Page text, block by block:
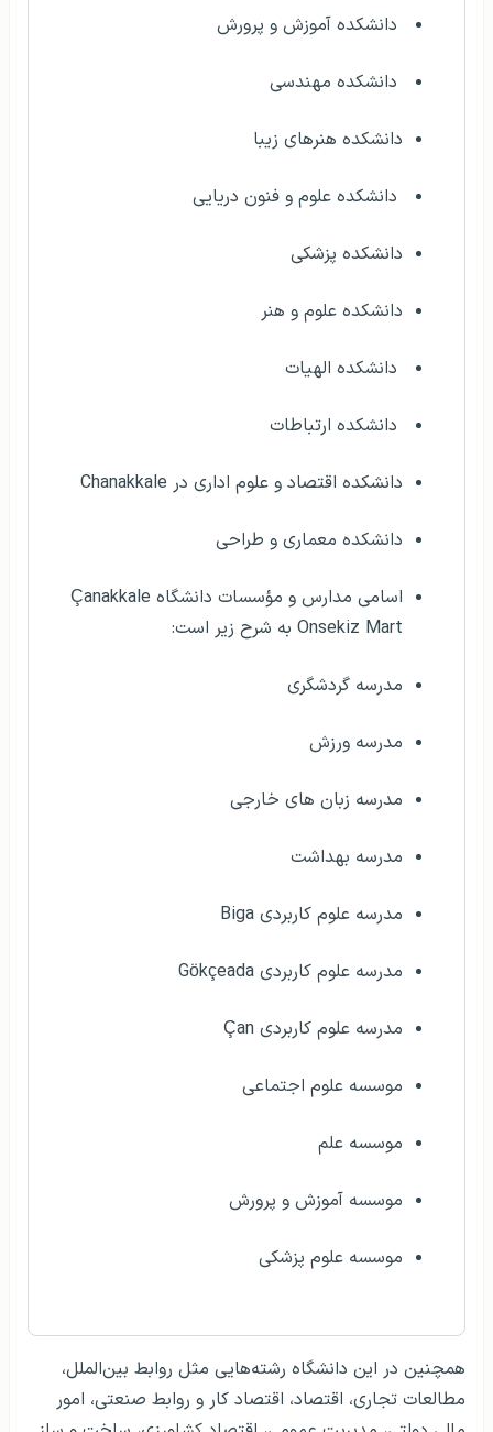
دانشکده آموزش و پرورش
دانشکده مهندسی
دانشکده هنرهای زیبا
دانشکده علوم و فنون دریایی
دانشکده پزشکی
دانشکده علوم و هنر
دانشکده الهیات
دانشکده ارتباطات
دانشکده اقتصاد و علوم اداری در Chanakkale
دانشکده معماری و طراحی
اسامی مدارس و مؤسسات دانشگاه Çanakkale
Onsekiz Mart به شرح زیر است:
مدرسه گردشگری
مدرسه ورزش
مدرسه زبان های خارجی
مدرسه بهداشت
مدرسه علوم کاربردی Biga
مدرسه علوم کاربردی Gökçeada
مدرسه علوم کاربردی Çan
موسسه علوم اجتماعی
موسسه علم
موسسه آموزش و پرورش
موسسه علوم پزشکی
همچنین در این دانشگاه رشته‌هایی مثل روابط بین‌الملل،
مطالعات تجاری، اقتصاد، اقتصاد کار و روابط صنعتی، امور